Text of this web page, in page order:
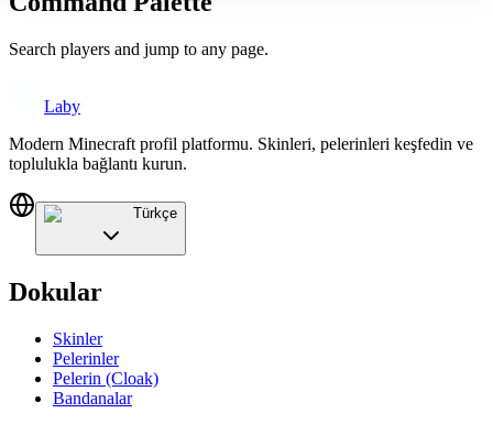
Search players and jump to any page.
Laby
Modern Minecraft profil platformu. Skinleri, pelerinleri keşfedin ve
toplulukla bağlantı kurun.
Türkçe
Dokular
Skinler
Pelerinler
Pelerin (Cloak)
Bandanalar